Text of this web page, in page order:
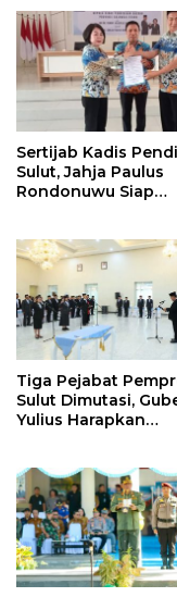
Sertijab Kadis
Sulut, Jahja Paulus
Rondonuwu Siap
Tiga Pejabat
Sulut Dimutasi,
Yulius Harapkan